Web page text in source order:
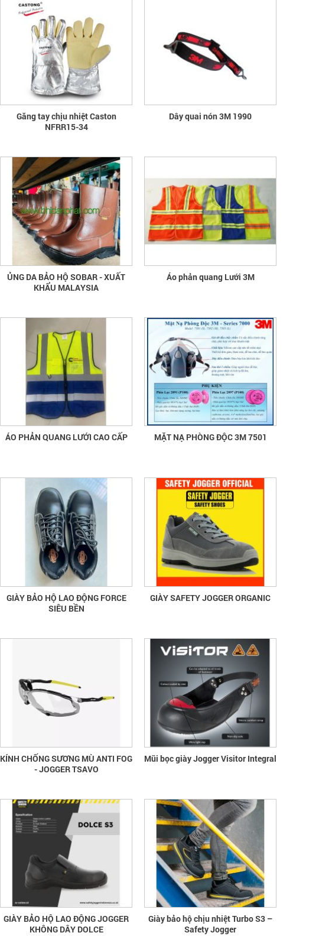
quần áo bảo hộ - Hội nghị Mạng
thông tin quốc gia về ATVSLĐ lần
tin quốc gia về ATVSLĐ lần thứ 16
Găng tay chịu nhiệt Caston
NFRR15-34
Dây quai nón 3M 1990
ỦNG DA BẢO HỘ SOBAR - XUẤT
KHẨU MALAYSIA
Áo phản quang Lưới 3M
ÁO PHẢN QUANG LƯỚI CAO CẤP MẶT NẠ PHÒNG ĐỘC 3M 7501
GIÀY BẢO HỘ LAO ĐỘNG FORCE
SIÊU BỀN
GIÀY SAFETY JOGGER ORGANIC
KÍNH CHỐNG SƯƠNG MÙ ANTI FOG
- JOGGER TSAVO
Mũi bọc giày Jogger Visitor Integral
GIÀY BẢO HỘ LAO ĐỘNG JOGGER
KHÔNG DÂY DOLCE
Giày bảo hộ chịu nhiệt Turbo S3 –
Safety Jogger